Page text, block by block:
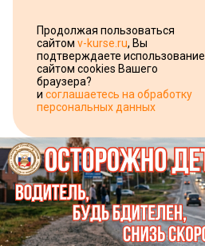
Продолжая пользоваться
сайтом v-kurse.ru, Вы
подтверждаете использование
сайтом cookies Вашего
браузера?
и соглашаетесь на обработку
персональных данных